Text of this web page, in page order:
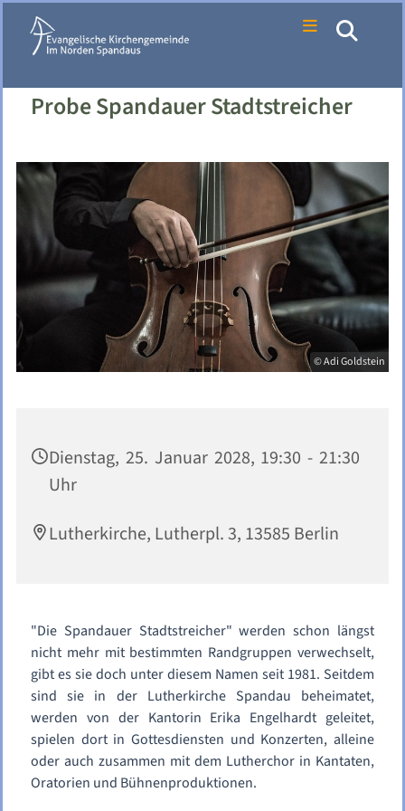
Probe Spandauer Stadtstreicher
© Adi Goldstein
Dienstag, 25. Januar 2028, 19:30 - 21:30
Uhr
Lutherkirche, Lutherpl. 3, 13585 Berlin
"Die Spandauer Stadtstreicher" werden schon längst
nicht mehr mit bestimmten Randgruppen verwechselt,
gibt es sie doch unter diesem Namen seit 1981. Seitdem
sind sie in der Lutherkirche Spandau beheimatet,
werden von der Kantorin Erika Engelhardt geleitet,
spielen dort in Gottesdiensten und Konzerten, alleine
oder auch zusammen mit dem Lutherchor in Kantaten,
Oratorien und Bühnenproduktionen.